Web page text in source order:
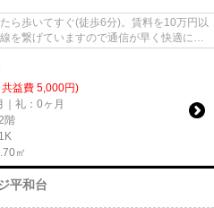
ら歩いてすぐ(徒歩6分)。賃料を10万円以
を繋げていますので通信が早く快適にパ
益費 5,000円)
｜礼：0ヶ月
階
㎡
平和台